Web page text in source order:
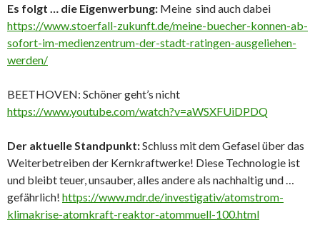
Es folgt … die Eigenwerbung: Meine sind auch dabei
https://www.stoerfall-zukunft.de/meine-buecher-konnen-ab-
sofort-im-medienzentrum-der-stadt-ratingen-ausgeliehen-
werden/
BEETHOVEN: Schöner geht’s nicht
https://www.youtube.com/watch?v=aWSXFUiDPDQ
Der aktuelle Standpunkt:Schluss mit dem Gefasel über das
Weiterbetreiben der Kernkraftwerke! Diese Technologie ist
und bleibt teuer, unsauber, alles andere als nachhaltig und …
gefährlich! https://www.mdr.de/investigativ/atomstrom-
klimakrise-atomkraft-reaktor-atommuell-100.html